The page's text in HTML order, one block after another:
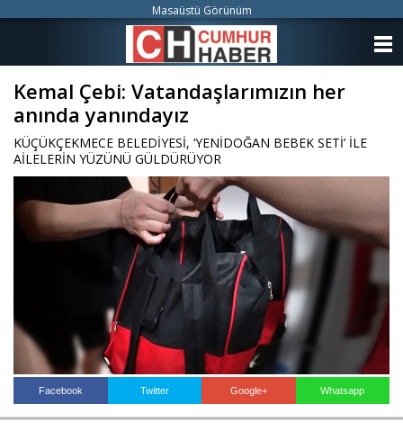
Kemal Çebi: Vatandaşlarımızın her
anında yanındayız
KÜÇÜKÇEKMECE BELEDİYESİ, ‘YENİDOĞAN BEBEK SETİ’ İLE
AİLELERİN YÜZÜNÜ GÜLDÜRÜYOR
Facebook Twitter Google+ Whatsapp
Masaüstü Görünüm
KATEGORİLER
FOTO GALERİ
VİDEO GALERİ
KÜNYE